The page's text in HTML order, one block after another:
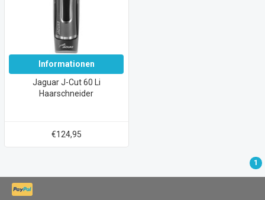
Informationen
Jaguar J-Cut 60 Li
Haarschneider
€124,95
1